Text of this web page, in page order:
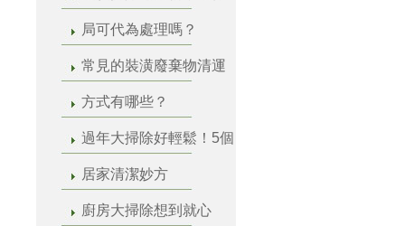
局可代為處理嗎？
常見的裝潢廢棄物清運
方式有哪些？
過年大掃除好輕鬆！5個
居家清潔妙方
廚房大掃除想到就心